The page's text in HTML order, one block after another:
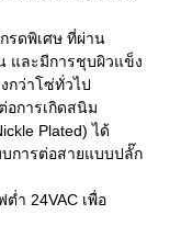
รดพิเศษ ที่ผ่าน
และมีการชุบผิวแข็ง
กว่าโซ่ทั่วไป
การเกิดสนิม
Plated) ได้
การต่อสายแบบปลั๊ก
ำ 24VAC เพื่อ